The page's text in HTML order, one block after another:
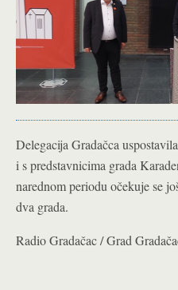
Delegacija Gradačca
i s predstavnicima grada
narednom periodu očekuje se
dva grada.
Radio Gradačac / Grad